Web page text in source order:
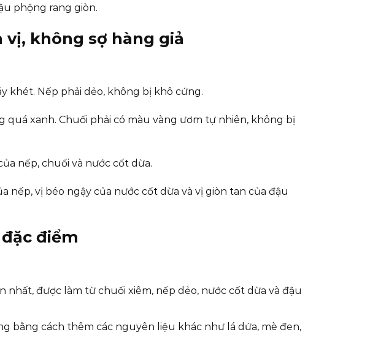
phộng rang giòn.
không sợ hàng giả
khét. Nếp phải dẻo, không bị khô cứng.
xanh. Chuối phải có màu vàng ươm tự nhiên, không bị
nếp, chuối và nước cốt dừa.
nếp, vị béo ngậy của nước cốt dừa và vị giòn tan của đậu
điểm
nhất, được làm từ chuối xiêm, nếp dẻo, nước cốt dừa và đậu
bằng cách thêm các nguyên liệu khác như lá dứa, mè đen,